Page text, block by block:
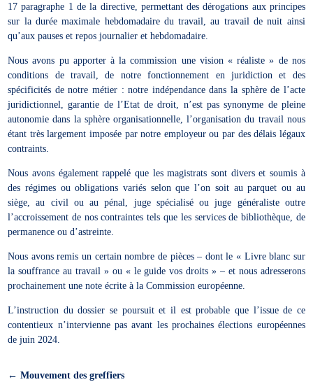
17 paragraphe 1 de la directive, permettant des dérogations aux principes
sur la durée maximale hebdomadaire du travail, au travail de nuit ainsi
qu’aux pauses et repos journalier et hebdomadaire.
Nous avons pu apporter à la commission une vision « réaliste » de nos
conditions de travail, de notre fonctionnement en juridiction et des
spécificités de notre métier : notre indépendance dans la sphère de l’acte
juridictionnel, garantie de l’Etat de droit, n’est pas synonyme de pleine
autonomie dans la sphère organisationnelle, l’organisation du travail nous
étant très largement imposée par notre employeur ou par des délais légaux
contraints.
Nous avons également rappelé que les magistrats sont divers et soumis à
des régimes ou obligations variés selon que l’on soit au parquet ou au
siège, au civil ou au pénal, juge spécialisé ou juge généraliste outre
l’accroissement de nos contraintes tels que les services de bibliothèque, de
permanence ou d’astreinte.
Nous avons remis un certain nombre de pièces – dont le « Livre blanc sur
la souffrance au travail » ou « le guide vos droits » – et nous adresserons
prochainement une note écrite à la Commission européenne.
L’instruction du dossier se poursuit et il est probable que l’issue de ce
contentieux n’intervienne pas avant les prochaines élections européennes
de juin 2024.
←Mouvement des greffiers